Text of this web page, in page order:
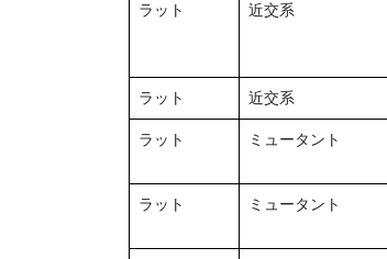
ラット 近交系
ラット 近交系
ラット ミュータント
ラット ミュータント